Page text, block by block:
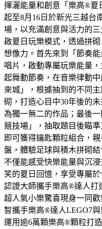
揮灑能量和創意「樂高®夏
起至8月16日於新光三越台
場，以充滿創意與活力的
啟夏日玩樂模式，透過拼
想像力。首先來到「節奏
唱片，啟動專屬玩樂能量
起舞動節奏，在音樂律動
來城」，根據抽到的不同
砌，打造心目中30年後的
為獨一無二的作品；最後
競技場」，抽取題目後瞄
即可獲得鑰匙顆粒組合，
盤，體驗足球與積木拼砌
不僅能感受快樂能量與沉
笑的夏日回憶，享受專屬
認證大師攜手樂高®達人打
超人氣小樂驚喜現身一同
智攜手樂高®達人LEGO7與
運用逾6萬顆樂高®顆粒打